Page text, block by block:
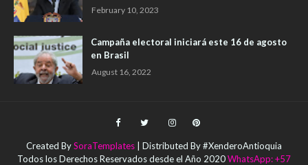
February 10, 2023
Campaña electoral iniciará este 16 de agosto
en Brasil
August 16, 2022
Created BySoraTemplates | Distributed By #XenderoAntioquia
Todos los Derechos Reservados desde el Año 2020WhatsApp: +57